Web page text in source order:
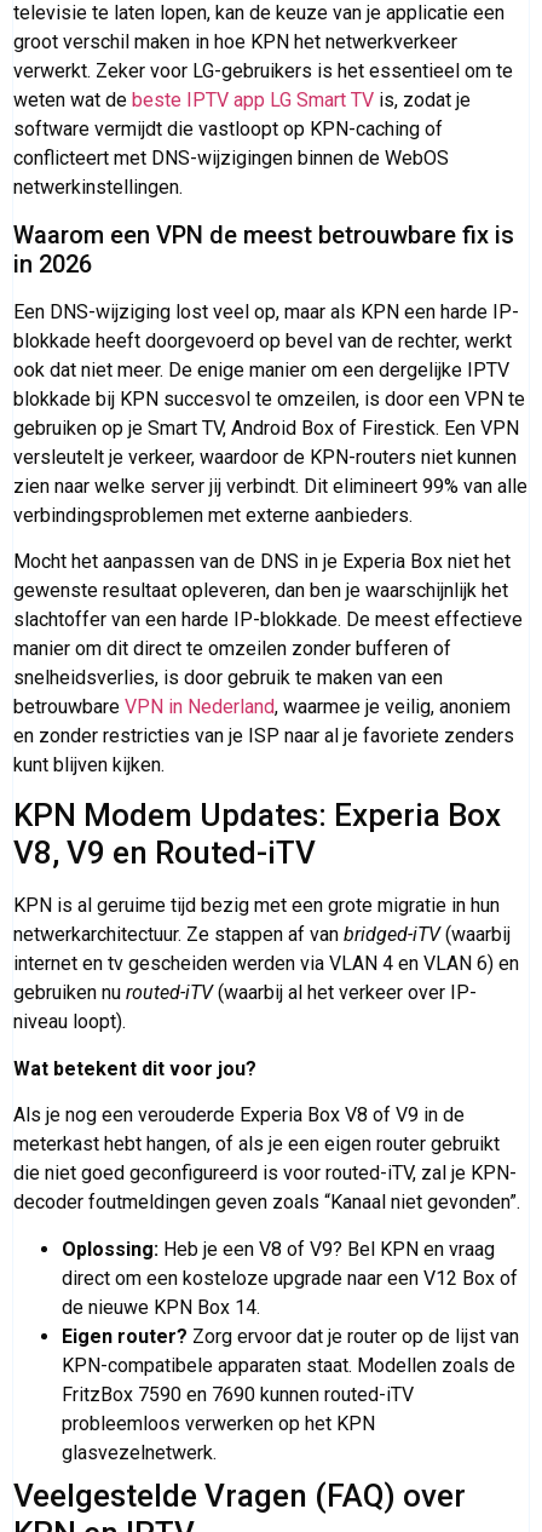
televisie te laten lopen, kan de keuze van je applicatie een
groot verschil maken in hoe KPN het netwerkverkeer
verwerkt. Zeker voor LG-gebruikers is het essentieel om te
weten wat de beste IPTV app LG Smart TV is, zodat je
software vermijdt die vastloopt op KPN-caching of
conflicteert met DNS-wijzigingen binnen de WebOS
netwerkinstellingen.
Waarom een VPN de meest betrouwbare fix is
in 2026
Een DNS-wijziging lost veel op, maar als KPN een harde IP-
blokkade heeft doorgevoerd op bevel van de rechter, werkt
ook dat niet meer. De enige manier om een dergelijke IPTV
blokkade bij KPN succesvol te omzeilen, is door een VPN te
gebruiken op je Smart TV, Android Box of Firestick. Een VPN
versleutelt je verkeer, waardoor de KPN-routers niet kunnen
zien naar welke server jij verbindt. Dit elimineert 99% van alle
verbindingsproblemen met externe aanbieders.
Mocht het aanpassen van de DNS in je Experia Box niet het
gewenste resultaat opleveren, dan ben je waarschijnlijk het
slachtoffer van een harde IP-blokkade. De meest effectieve
manier om dit direct te omzeilen zonder bufferen of
snelheidsverlies, is door gebruik te maken van een
betrouwbare VPN in Nederland, waarmee je veilig, anoniem
en zonder restricties van je ISP naar al je favoriete zenders
kunt blijven kijken.
KPN Modem Updates: Experia Box
V8, V9 en Routed-iTV
KPN is al geruime tijd bezig met een grote migratie in hun
netwerkarchitectuur. Ze stappen af van bridged-iTV(waarbij
internet en tv gescheiden werden via VLAN 4 en VLAN 6) en
gebruiken nu routed-iTV(waarbij al het verkeer over IP-
niveau loopt).
Wat betekent dit voor jou?
Als je nog een verouderde Experia Box V8 of V9 in de
meterkast hebt hangen, of als je een eigen router gebruikt
die niet goed geconfigureerd is voor routed-iTV, zal je KPN-
decoder foutmeldingen geven zoals “Kanaal niet gevonden”.
Oplossing: Heb je een V8 of V9? Bel KPN en vraag
direct om een kosteloze upgrade naar een V12 Box of
de nieuwe KPN Box 14.
Eigen router? Zorg ervoor dat je router op de lijst van
KPN-compatibele apparaten staat. Modellen zoals de
FritzBox 7590 en 7690 kunnen routed-iTV
probleemloos verwerken op het KPN
glasvezelnetwerk.
Veelgestelde Vragen (FAQ) over